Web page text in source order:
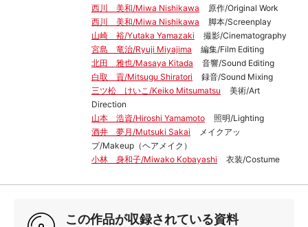
西川 美和/Miwa Nishikawa
原作/Original Work
西川 美和/Miwa Nishikawa
脚本/Screenplay
山崎 裕/Yutaka Yamazaki
撮影/Cinematography
宮島 竜治/Ryuji Miyajima
編集/Film Editing
北田 雅也/Masaya Kitada
音響/Sound Editing
白取 貢/Mitsugu Shiratori
録音/Sound Mixing
三ツ松 けいこ/Keiko Mitsumatsu
美術/Art
Direction
山本 浩資/Hiroshi Yamamoto
照明/Lighting
酒井 夢月/Mutsuki Sakai
メイクアッ
プ/Makeup（ヘアメイク）
小林 身和子/Miwako Kobayashi
衣装/Costume
この作品が収録されている資料